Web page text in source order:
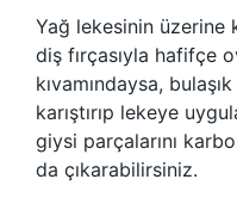
Yağ lekesinin üzerine
diş fırçasıyla hafifçe
kıvamındaysa,
karıştırıp lekeye
giysi parçalarını
da çıkarabilirsiniz.